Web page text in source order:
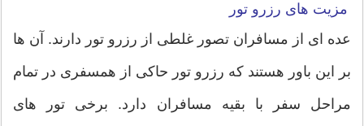
مزیت های رزرو تور
عده ای از مسافران تصور غلطی از رزرو تور دارند. آن ها
بر این باور هستند که رزرو تور حاکی از همسفری در تمام
مراحل سفر با بقیه مسافران دارد. برخی تور های